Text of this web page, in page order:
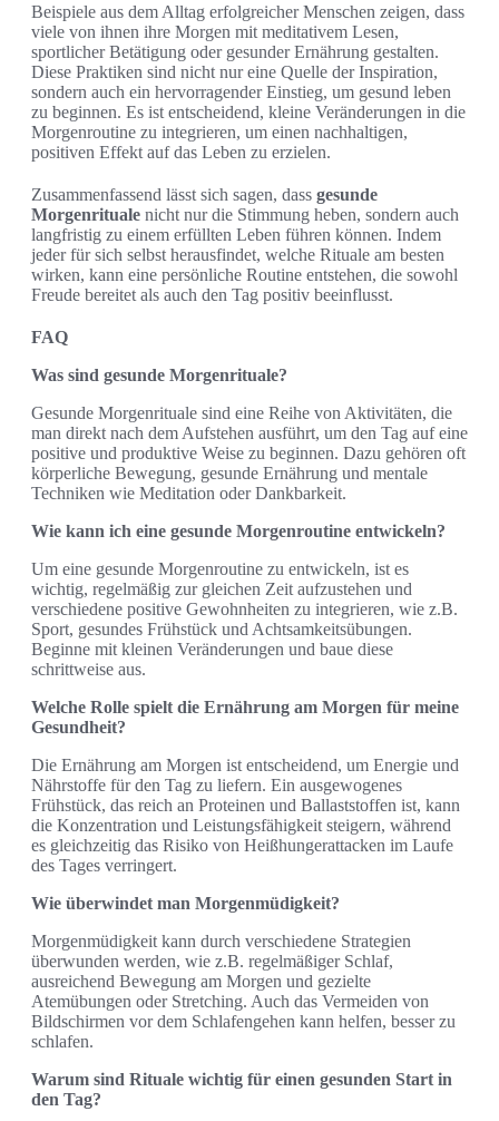
Beispiele aus dem Alltag erfolgreicher Menschen zeigen, dass
viele von ihnen ihre Morgen mit meditativem Lesen,
sportlicher Betätigung oder gesunder Ernährung gestalten.
Diese Praktiken sind nicht nur eine Quelle der Inspiration,
sondern auch ein hervorragender Einstieg, um gesund leben
zu beginnen. Es ist entscheidend, kleine Veränderungen in die
Morgenroutine zu integrieren, um einen nachhaltigen,
positiven Effekt auf das Leben zu erzielen.
Zusammenfassend lässt sich sagen, dass gesunde
Morgenrituale nicht nur die Stimmung heben, sondern auch
langfristig zu einem erfüllten Leben führen können. Indem
jeder für sich selbst herausfindet, welche Rituale am besten
wirken, kann eine persönliche Routine entstehen, die sowohl
Freude bereitet als auch den Tag positiv beeinflusst.
FAQ
Was sind gesunde Morgenrituale?
Gesunde Morgenrituale sind eine Reihe von Aktivitäten, die
man direkt nach dem Aufstehen ausführt, um den Tag auf eine
positive und produktive Weise zu beginnen. Dazu gehören oft
körperliche Bewegung, gesunde Ernährung und mentale
Techniken wie Meditation oder Dankbarkeit.
Wie kann ich eine gesunde Morgenroutine entwickeln?
Um eine gesunde Morgenroutine zu entwickeln, ist es
wichtig, regelmäßig zur gleichen Zeit aufzustehen und
verschiedene positive Gewohnheiten zu integrieren, wie z.B.
Sport, gesundes Frühstück und Achtsamkeitsübungen.
Beginne mit kleinen Veränderungen und baue diese
schrittweise aus.
Welche Rolle spielt die Ernährung am Morgen für meine
Gesundheit?
Die Ernährung am Morgen ist entscheidend, um Energie und
Nährstoffe für den Tag zu liefern. Ein ausgewogenes
Frühstück, das reich an Proteinen und Ballaststoffen ist, kann
die Konzentration und Leistungsfähigkeit steigern, während
es gleichzeitig das Risiko von Heißhungerattacken im Laufe
des Tages verringert.
Wie überwindet man Morgenmüdigkeit?
Morgenmüdigkeit kann durch verschiedene Strategien
überwunden werden, wie z.B. regelmäßiger Schlaf,
ausreichend Bewegung am Morgen und gezielte
Atemübungen oder Stretching. Auch das Vermeiden von
Bildschirmen vor dem Schlafengehen kann helfen, besser zu
schlafen.
Warum sind Rituale wichtig für einen gesunden Start in
den Tag?